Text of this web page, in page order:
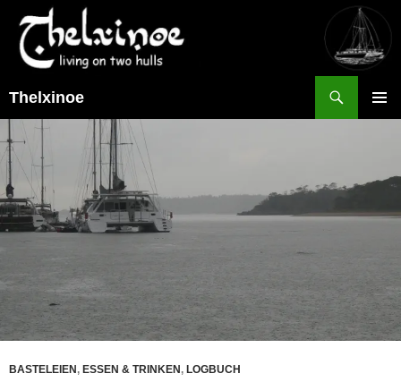
Thelxinoe
INHALT
SPRINGEN
BASTELEIEN , ESSEN & TRINKEN , LOGBUCH